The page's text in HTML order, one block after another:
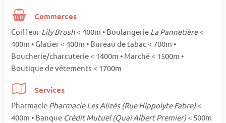
Commerces
Coiffeur Lily Brush < 400m • Boulangerie La Pannetière<
400m • Glacier < 400m • Bureau de tabac < 700m •
Boucherie/charcuterie < 1400m • Marché < 1500m •
Boutique de vêtements < 1700m
Services
Pharmacie Pharmacie Les Alizés (Rue Hippolyte Fabre) <
400m • Banque Crédit Mutuel (Quai Albert Premier) < 500m